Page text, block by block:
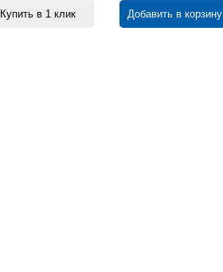
Купить в 1 клик Добавить в корзину